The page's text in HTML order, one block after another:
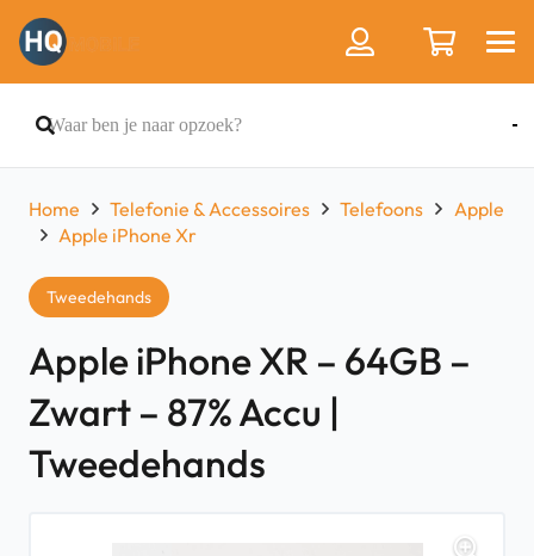
Home Telefonie & Accessoires Telefoons
Apple
Apple iPhone Xr
Tweedehands
Apple iPhone XR – 64GB –
Zwart – 87% Accu |
Tweedehands